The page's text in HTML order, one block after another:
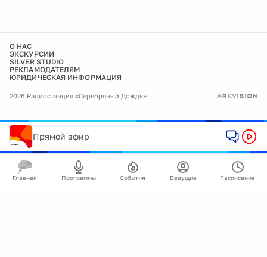
О НАС
ЭКСКУРСИИ
SILVER STUDIO
РЕКЛАМОДАТЕЛЯМ
ЮРИДИЧЕСКАЯ ИНФОРМАЦИЯ
2026 Радиостанция «Серебряный Дождь»
Прямой эфир
Главная Программы События Ведущие Расписание